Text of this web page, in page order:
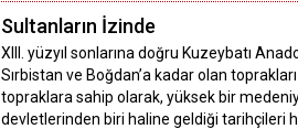
Sultanların İzinde
XIII. yüzyıl sonlarına doğru Kuzeybatı
Sırbistan ve Boğdan’a kadar olan
topraklara sahip olarak, yüksek bir
devletlerinden biri haline geldiği tarihçileri